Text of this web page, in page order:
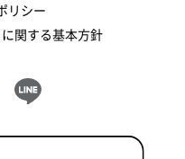
月
月
月
リシー
関する基本方針